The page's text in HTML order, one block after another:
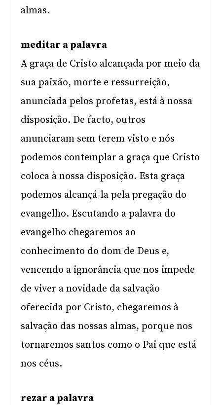
almas.
meditar a palavra
A graça de Cristo alcançada por meio da
sua paixão, morte e ressurreição,
anunciada pelos profetas, está à nossa
disposição. De facto, outros
anunciaram sem terem visto e nós
podemos contemplar a graça que Cristo
coloca à nossa disposição. Esta graça
podemos alcançá-la pela pregação do
evangelho. Escutando a palavra do
evangelho chegaremos ao
conhecimento do dom de Deus e,
vencendo a ignorância que nos impede
de viver a novidade da salvação
oferecida por Cristo, chegaremos à
salvação das nossas almas, porque nos
tornaremos santos como o Pai que está
nos céus.
rezar a palavra